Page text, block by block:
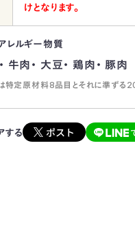
けとなります。
レルギー物質
牛肉・ 大豆・ 鶏肉・ 豚肉
特定原材料8品目とそれに準ずる
する